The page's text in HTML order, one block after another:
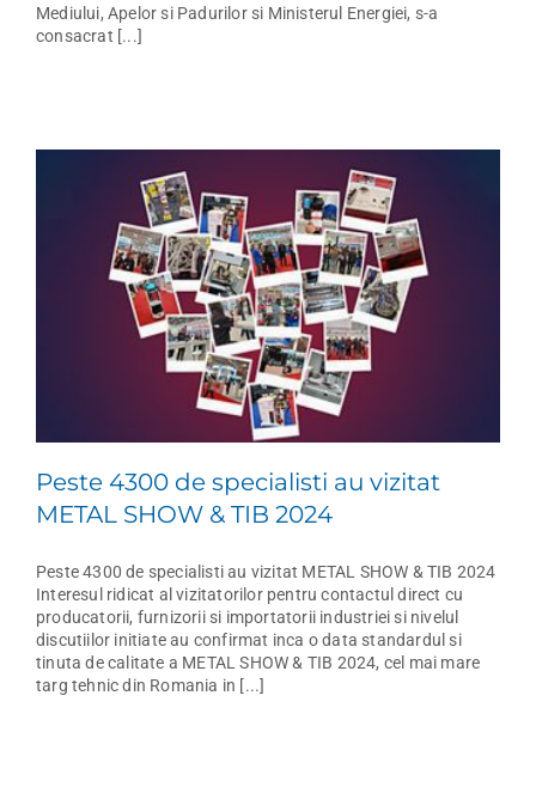
Mediului, Apelor si Padurilor si Ministerul Energiei, s-a
consacrat [...]
Peste 4300 de specialisti au vizitat
METAL SHOW & TIB 2024
Peste 4300 de specialisti au vizitat METAL SHOW & TIB 2024
Interesul ridicat al vizitatorilor pentru contactul direct cu
producatorii, furnizorii si importatorii industriei si nivelul
discutiilor initiate au confirmat inca o data standardul si
tinuta de calitate a METAL SHOW & TIB 2024, cel mai mare
targ tehnic din Romania in [...]